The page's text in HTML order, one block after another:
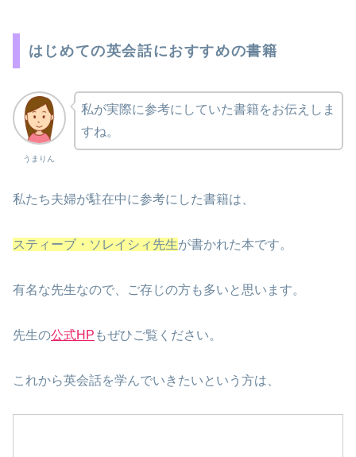
はじめての英会話におすすめの書籍
うまりん
私が実際に参考にしていた書籍をお伝えしま
すね。
私たち夫婦が駐在中に参考にした書籍は、
スティーブ・ソレイシィ先生が書かれた本です。
有名な先生なので、ご存じの方も多いと思います。
先生の公式HP もぜひご覧ください。
これから英会話を学んでいきたいという方は、